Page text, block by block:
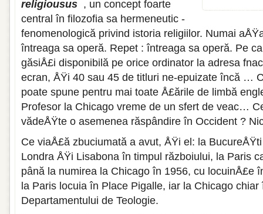
religiousus , un concept foarte
central în filozofia sa hermeneutic -
fenomenologică privind istoria religiilor. Numai
întreaga sa operă. Repet : întreaga sa operă. Pe
găsiÅ£i disponibilă pe orice ordinator la adresa
ecran, ÅŸi 40 sau 45 de titluri ne-epuizate încă …
poate spune pentru mai toate Å£ările de limbă
Profesor la Chicago vreme de un sfert de veac…
vădeÅŸte o asemenea răspândire în Occident ?
Ce viaÅ£ă zbuciumată a avut, ÅŸi el: la
Londra ÅŸi Lisabona în timpul războiului, la Paris
până la numirea la Chicago în 1956, cu locuinÅ£e
la Paris locuia în Place Pigalle, iar la Chicago
Departamentului de Teologie.